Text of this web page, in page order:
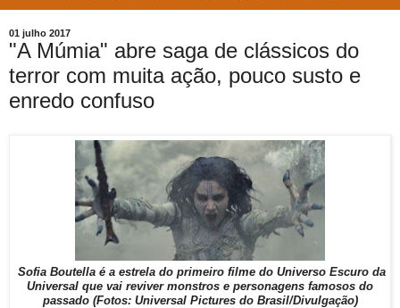
01 julho 2017
"A Múmia" abre saga de clássicos do
terror com muita ação, pouco susto e
enredo confuso
Sofia Boutella é a estrela do primeiro filme do Universo Escuro da
Universal que vai reviver monstros e personagens famosos do
passado (Fotos: Universal Pictures do Brasil/Divulgação)